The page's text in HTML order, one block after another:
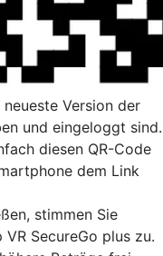
Version der
und eingeloggt sind.
diesen QR-Code
dem Link
stimmen Sie
SecureGo plus zu.